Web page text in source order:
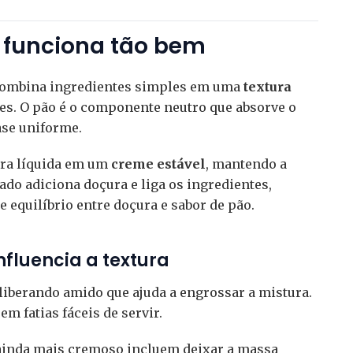
tão bem
ingredientes simples em uma textura
O pão é o componente neutro que absorve o
uniforme.
líquida em um creme estável, mantendo a
adiciona doçura e liga os ingredientes,
equilíbrio entre doçura e sabor de pão.
a textura
amido que ajuda a engrossar a mistura.
fatias fáceis de servir.
mais cremoso incluem deixar a massa